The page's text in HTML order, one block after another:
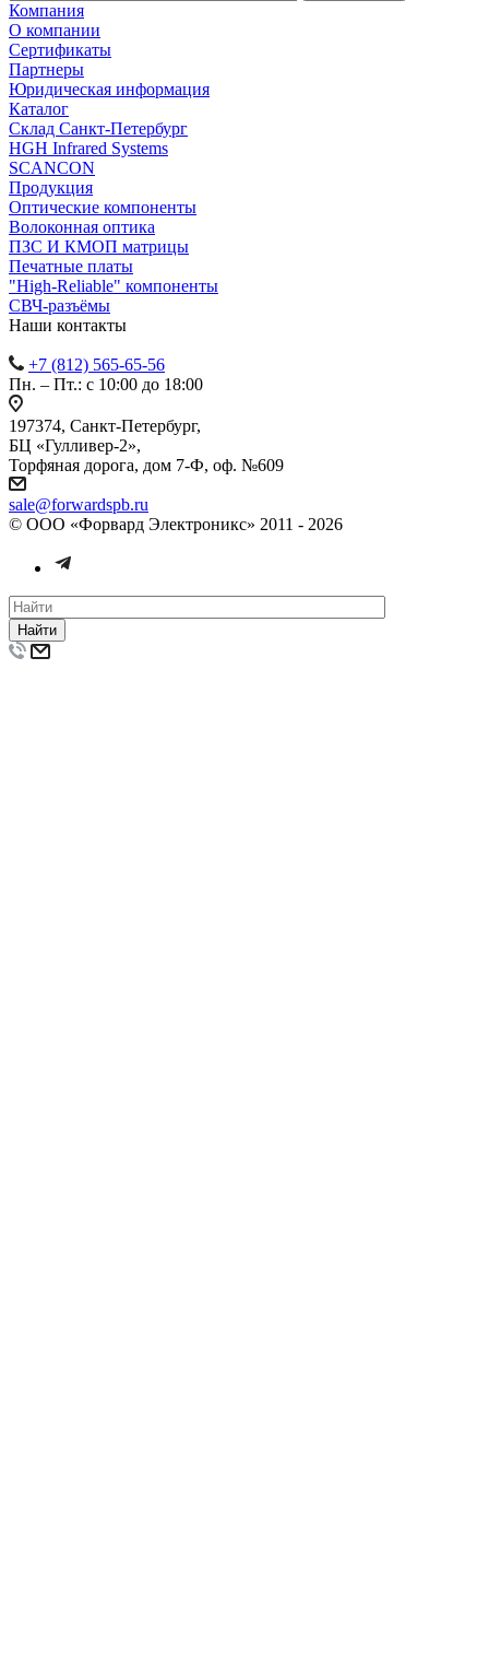
Компания
О компании
Сертификаты
Партнеры
Юридическая информация
Каталог
Cклад Санкт-Петербург
HGH Infrared Systems
SCANCON
Продукция
Оптические компоненты
Волоконная оптика
ПЗС И КМОП матрицы
Печатные платы
"High-Reliable" компоненты
СВЧ-разъёмы
Наши контакты
+7 (812) 565-65-56
Пн. – Пт.: с 10:00 до 18:00
197374, Санкт-Петербург,
БЦ «Гулливер-2»,
Торфяная дорога, дом 7-Ф, оф. №609
sale@forwardspb.ru
© ООО «Форвард Электроникс» 2011 - 2026
Найти